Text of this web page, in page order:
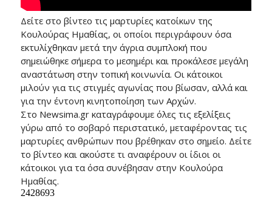
Δείτε στο βίντεο τις μαρτυρίες κατοίκων της
Κουλούρας Ημαθίας, οι οποίοι περιγράφουν όσα
εκτυλίχθηκαν μετά την άγρια συμπλοκή που
σημειώθηκε σήμερα το μεσημέρι και προκάλεσε μεγάλη
αναστάτωση στην τοπική κοινωνία. Οι κάτοικοι
μιλούν για τις στιγμές αγωνίας που βίωσαν, αλλά και
για την έντονη κινητοποίηση των Αρχών.
Στο Newsima.gr καταγράφουμε όλες τις εξελίξεις
γύρω από το σοβαρό περιστατικό, μεταφέροντας τις
μαρτυρίες ανθρώπων που βρέθηκαν στο σημείο. Δείτε
το βίντεο και ακούστε τι αναφέρουν οι ίδιοι οι
κάτοικοι για τα όσα συνέβησαν στην Κουλούρα
Ημαθίας.